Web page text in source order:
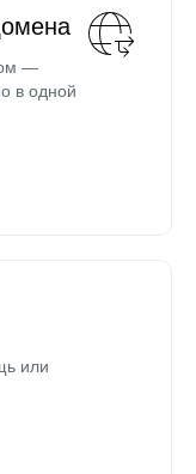
—
в одной
или